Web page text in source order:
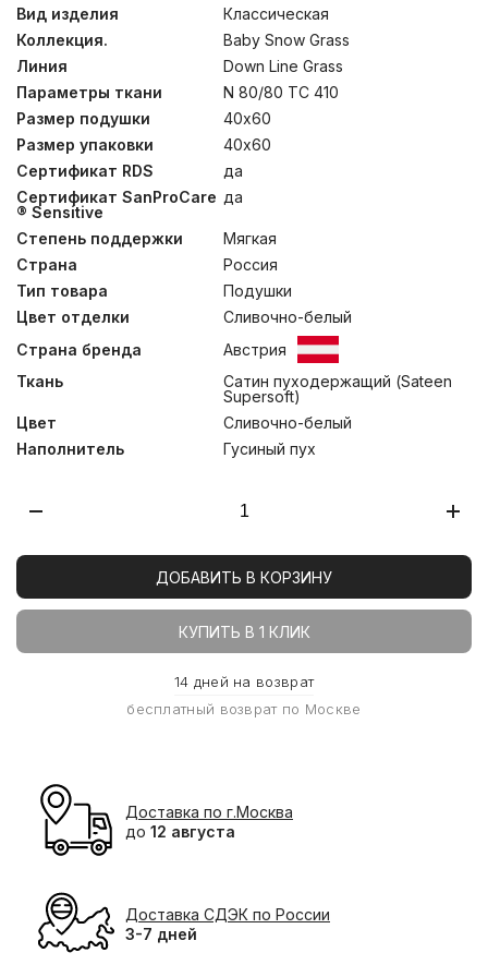
с плетением нитей Ne 80/80 TC 410 служит барьером
для проникновения пыли и пылевых клещей внутрь
постельных принадлежностей. Кассетная технология
изготовления одеял в этой коллекции делает их
воздушными и очень теплыми. Стирка при
температуре до 30°С.
Вид изделия
Классическая
Коллекция.
Baby Snow Grass
Линия
Down Line Grass
Параметры ткани
N 80/80 TC 410
Размер подушки
40х60
Размер упаковки
40х60
Сертификат RDS
да
Сертификат SanProCare
® Sensitive
да
Степень поддержки
Мягкая
Страна
Россия
Тип товара
Подушки
Цвет отделки
Сливочно-белый
Страна бренда
Австрия
Ткань
Сатин пуходержащий (Sateen
Supersoft)
Цвет
Сливочно-белый
Наполнитель
Гусиный пух
ДОБАВИТЬ В КОРЗИНУ
КУПИТЬ В 1 КЛИК
14 дней на возврат
бесплатный возврат по Москве
Доставка по г.Москва
до 12 августа
Доставка СДЭК по России
3-7 дней